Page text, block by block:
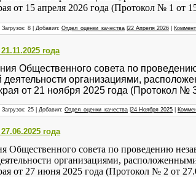
от 15 апреля 2026 года (Протокол № 1 от
8 | Добавил: Отдел_оценки_качества 22 Апреля 2026
года
Общественного совета по
деятельности организациями,
от 21 ноября 2025 года (Протокол №
25 | Добавил: Отдел_оценки_качества 24 Ноября 2025
года
Общественного совета по проведению
организациями,
от 27 июня 2025 года (Протокол № 2 от